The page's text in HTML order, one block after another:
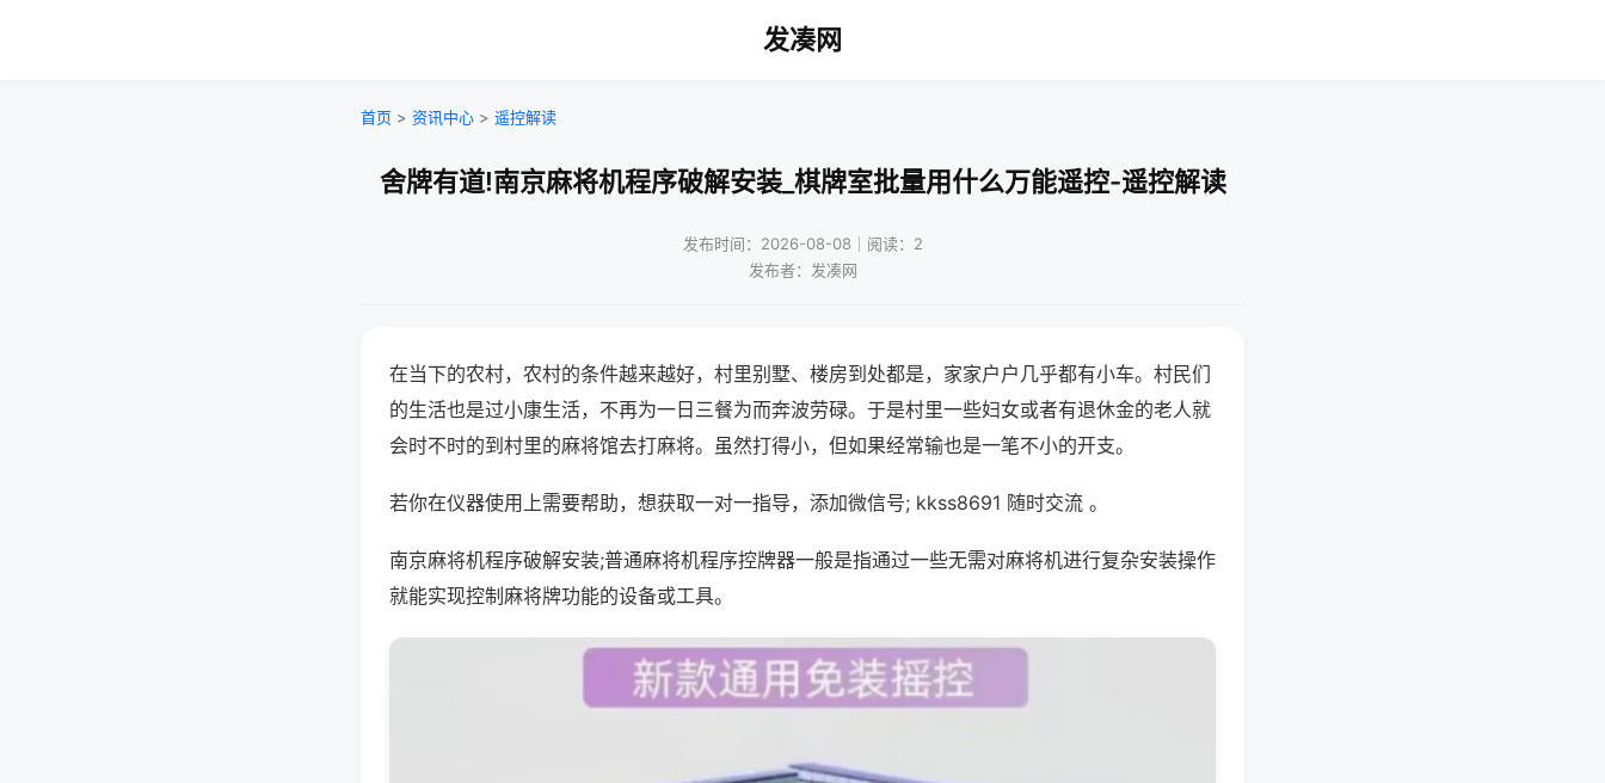
发凑网
首页 > 资讯中心 > 遥控解读
舍牌有道!南京麻将机程序破解安装_棋牌室批量用什么万能遥控-遥控解读
发布时间：2026-08-08｜阅读：2
发布者：发凑网
在当下的农村，农村的条件越来越好，村里别墅、楼房到处都是，家家户户几乎都有小车。村民们
的生活也是过小康生活，不再为一日三餐为而奔波劳碌。于是村里一些妇女或者有退休金的老人就
会时不时的到村里的麻将馆去打麻将。虽然打得小，但如果经常输也是一笔不小的开支。
若你在仪器使用上需要帮助，想获取一对一指导，添加微信号; kkss8691 随时交流 。
南京麻将机程序破解安装;普通麻将机程序控牌器一般是指通过一些无需对麻将机进行复杂安装操作
就能实现控制麻将牌功能的设备或工具。